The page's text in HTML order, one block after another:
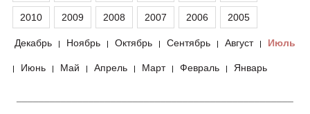
2010 2009 2008 2007 2006 2005
Декабрь | Ноябрь | Октябрь | Сентябрь | Август | Июль
| Июнь | Май | Апрель | Март | Февраль | Январь